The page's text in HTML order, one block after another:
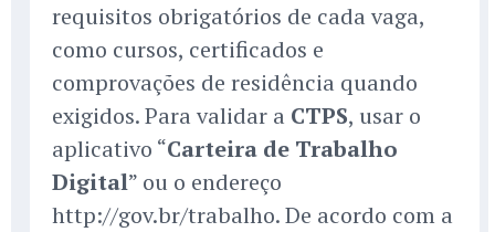
requisitos obrigatórios de cada vaga,
como cursos, certificados e
comprovações de residência quando
exigidos. Para validar a CTPS, usar o
aplicativo “Carteira de Trabalho
Digital” ou o endereço
http://gov.br/trabalho. De acordo com a